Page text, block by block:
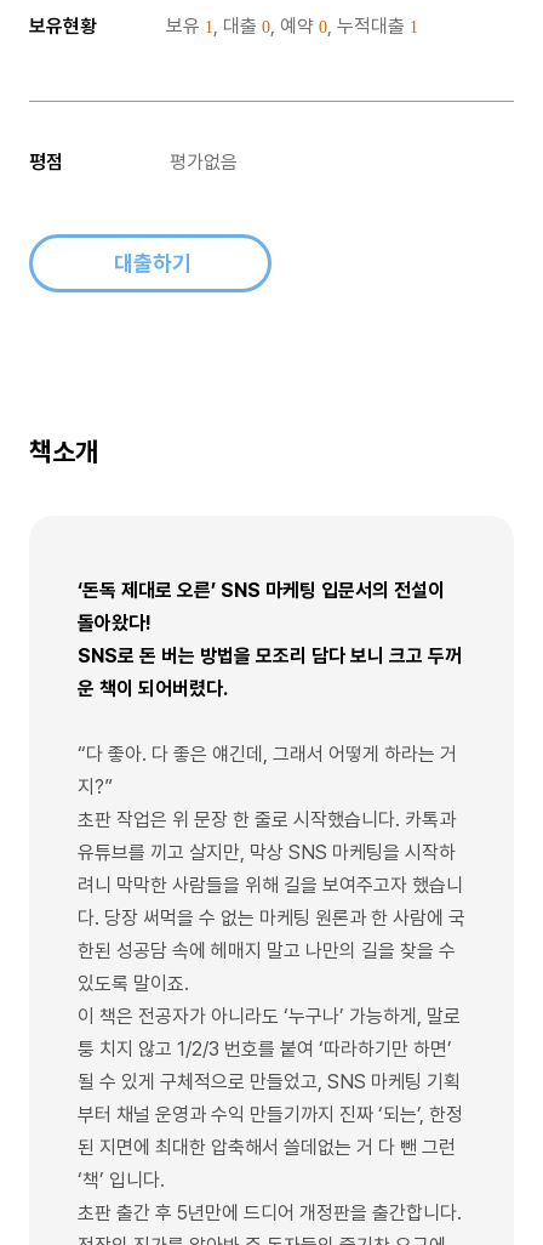
보유현황
보유 1 , 대출 0 , 예약 0 , 누적대출 1
평점 평가없음
대출하기
책소개
‘돈독 제대로 오른’ SNS 마케팅 입문서의 전설이
돌아왔다!
SNS로 돈 버는 방법을 모조리 담다 보니 크고 두꺼
운 책이 되어버렸다.
“다 좋아. 다 좋은 얘긴데, 그래서 어떻게 하라는 거
지?”
초판 작업은 위 문장 한 줄로 시작했습니다. 카톡과
유튜브를 끼고 살지만, 막상 SNS 마케팅을 시작하
려니 막막한 사람들을 위해 길을 보여주고자 했습니
다. 당장 써먹을 수 없는 마케팅 원론과 한 사람에 국
한된 성공담 속에 헤매지 말고 나만의 길을 찾을 수
있도록 말이죠.
이 책은 전공자가 아니라도 ‘누구나’ 가능하게, 말로
퉁 치지 않고 1/2/3 번호를 붙여 ‘따라하기만 하면’
될 수 있게 구체적으로 만들었고, SNS 마케팅 기획
부터 채널 운영과 수익 만들기까지 진짜 ‘되는’, 한정
된 지면에 최대한 압축해서 쓸데없는 거 다 뺀 그런
‘책’ 입니다.
초판 출간 후 5년만에 드디어 개정판을 출간합니다.